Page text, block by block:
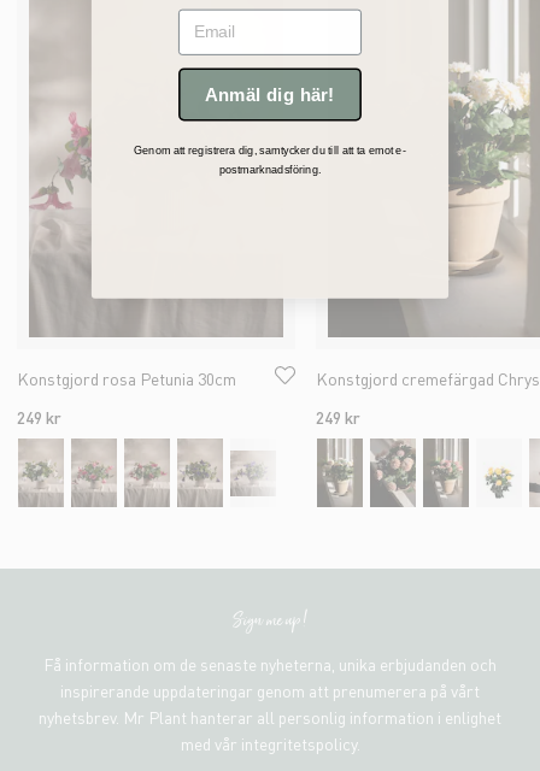
Konstgjord rosa Petunia 30cm
249 kr
249 kr
Sign me up!
Få information om de senaste nyheterna, unika erbjudanden och
inspirerande uppdateringar genom att prenumerera på vårt
nyhetsbrev. Mr Plant hanterar all personlig information i enlighet
med vår integritetspolicy.
Email
Anmäl dig här!
Genom att registrera dig, samtycker du till att ta emot e-
postmarknadsföring.